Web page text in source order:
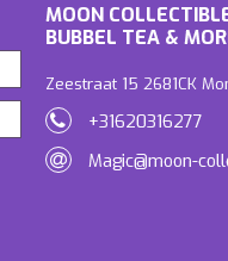
MOON
BUBBEL TEA &
Zeestraat 15 2681CK
+31620316277
Magic@moon-